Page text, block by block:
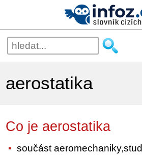
aerostatika
Co je aerostatika
součást